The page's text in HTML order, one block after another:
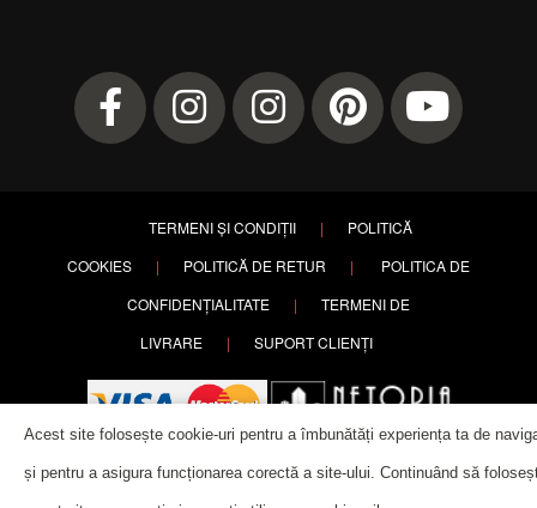
TERMENI ȘI CONDIȚII |
POLITICĂ
COOKIES
| POLITICĂ DE RETUR |
POLITICA DE
CONFIDENȚIALITATE
|
TERMENI DE
LIVRARE
| SUPORT CLIENȚI
Acest site folosește cookie-uri pentru a îmbunătăți experiența ta de
și pentru a asigura funcționarea corectă a site-ului. Continuând să